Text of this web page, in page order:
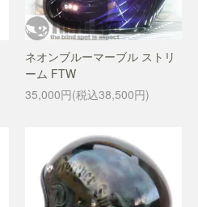
ネオンブルーマーブル ストリ
ーム FTW
35,000円(税込38,500円)